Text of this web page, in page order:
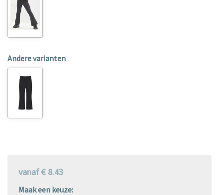
Andere varianten
vanaf € 8.43
Maak een keuze: